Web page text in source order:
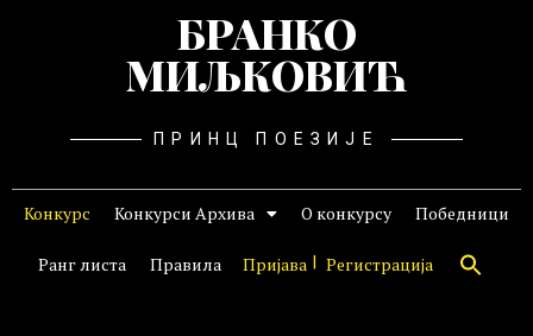
БРАНКО
МИЉКОВИЋ
ПРИНЦ ПОЕЗИЈЕ
Конкурс Конкурси Архива О конкурсу Победници
Ранг листа Правила Пријава Регистрација